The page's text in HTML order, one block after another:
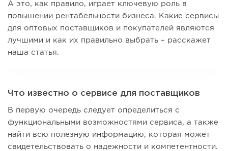
А это, как правило, играет ключевую роль в
повышении рентабельности бизнеса. Какие сервисы
для оптовых поставщиков и покупателей являются
лучшими и как их правильно выбрать – расскажет
наша статья.
Что известно о сервисе для поставщиков
В первую очередь следует определиться с
функциональными возможностями сервиса, а также
найти всю полезную информацию, которая может
свидетельствовать о надежности и компетентности.